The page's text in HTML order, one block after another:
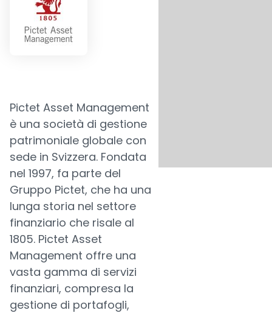
Pictet Asset Management
è una società di gestione
patrimoniale globale con
sede in Svizzera. Fondata
nel 1997, fa parte del
Gruppo Pictet, che ha una
lunga storia nel settore
finanziario che risale al
1805. Pictet Asset
Management offre una
vasta gamma di servizi
finanziari, compresa la
gestione di portafogli,